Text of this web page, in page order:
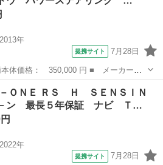
2013年
提携サイト 7月28日
－ＯＮＥ ■ グレード名： Ｇ オー
パワーステアリング ＥＳＣ ＡＢ
ＯＮＥ ＲＳ Ｈ ＳＥＮＳＩＮ
ン 最長５年保証 ナビ Ｔ…
2022年
提携サイト 7月28日